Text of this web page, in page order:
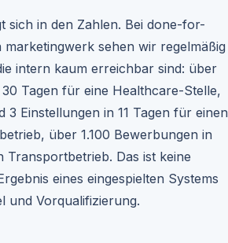
sich in den Zahlen. Bei done-for-
sehen wir regelmäßig
intern kaum erreichbar sind: über
Tagen für eine Healthcare-Stelle,
3 Einstellungen in 11 Tagen für einen
über 1.100 Bewerbungen in
Transportbetrieb. Das ist keine
eines eingespielten Systems
und Vorqualifizierung.